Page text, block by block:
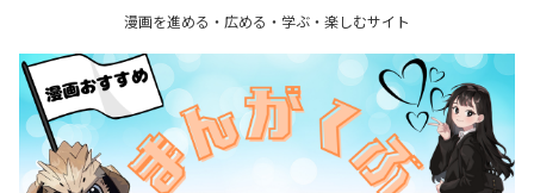
漫画を進める・広める・学ぶ・楽しむサイト